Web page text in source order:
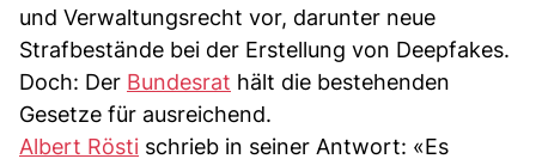
und Verwaltungsrecht vor, darunter neue
Strafbestände bei der Erstellung von Deepfakes.
Doch: Der Bundesrat hält die bestehenden
Gesetze für ausreichend.
Albert Rösti schrieb in seiner Antwort: «Es